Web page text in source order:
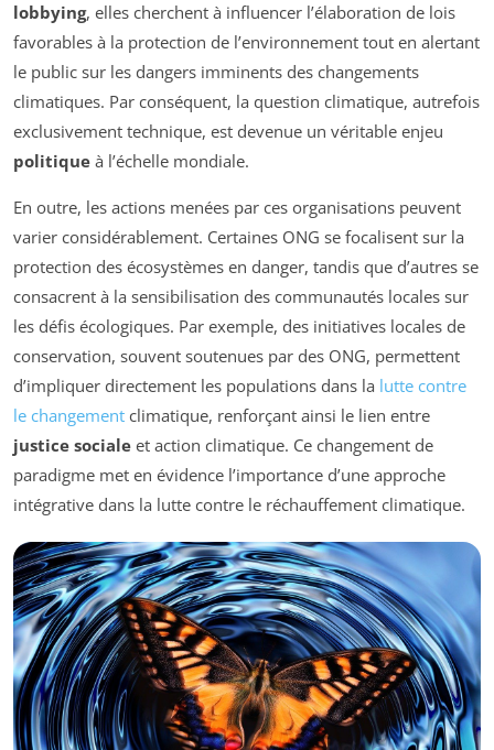
lobbying, elles cherchent à influencer l’élaboration de lois
favorables à la protection de l’environnement tout en alertant
le public sur les dangers imminents des changements
climatiques. Par conséquent, la question climatique, autrefois
exclusivement technique, est devenue un véritable enjeu
politique à l’échelle mondiale.
En outre, les actions menées par ces organisations peuvent
varier considérablement. Certaines ONG se focalisent sur la
protection des écosystèmes en danger, tandis que d’autres se
consacrent à la sensibilisation des communautés locales sur
les défis écologiques. Par exemple, des initiatives locales de
conservation, souvent soutenues par des ONG, permettent
d’impliquer directement les populations dans la lutte contre
le changement climatique, renforçant ainsi le lien entre
justice sociale et action climatique. Ce changement de
paradigme met en évidence l’importance d’une approche
intégrative dans la lutte contre le réchauffement climatique.